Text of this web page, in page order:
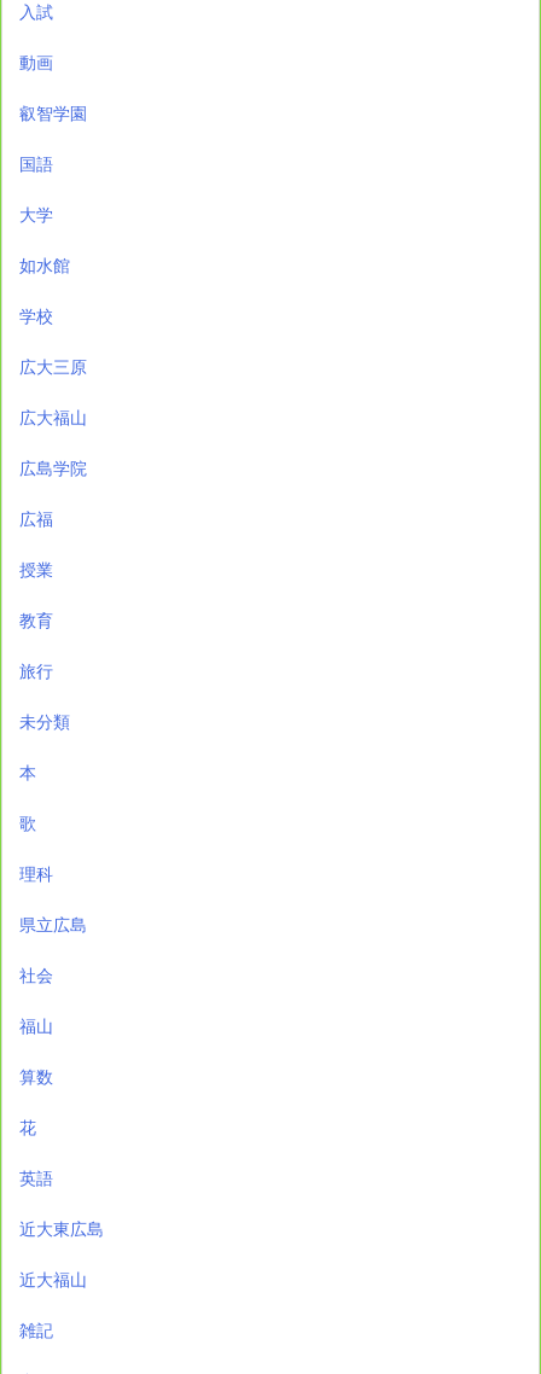
入試
動画
叡智学園
国語
大学
如水館
学校
広大三原
広大福山
広島学院
広福
授業
教育
旅行
未分類
本
歌
理科
県立広島
社会
福山
算数
花
英語
近大東広島
近大福山
雑記